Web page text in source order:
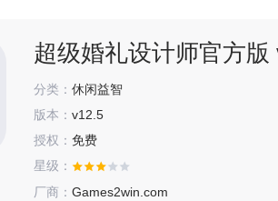
超级婚礼设计师官方版
分类： 休闲益智
版本： v12.5
授权： 免费
星级：
厂商： Games2win.com